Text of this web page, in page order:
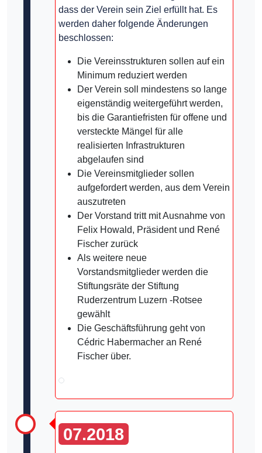
dass der Verein sein Ziel erfüllt hat. Es
werden daher folgende Änderungen
beschlossen:
Die Vereinsstrukturen sollen auf ein
Minimum reduziert werden
Der Verein soll mindestens so lange
eigenständig weitergeführt werden,
bis die Garantiefristen für offene und
versteckte Mängel für alle
realisierten Infrastrukturen
abgelaufen sind
Die Vereinsmitglieder sollen
aufgefordert werden, aus dem Verein
auszutreten
Der Vorstand tritt mit Ausnahme von
Felix Howald, Präsident und René
Fischer zurück
Als weitere neue
Vorstandsmitglieder werden die
Stiftungsräte der Stiftung
Ruderzentrum Luzern -Rotsee
gewählt
Die Geschäftsführung geht von
Cédric Habermacher an René
Fischer über.
07.2018